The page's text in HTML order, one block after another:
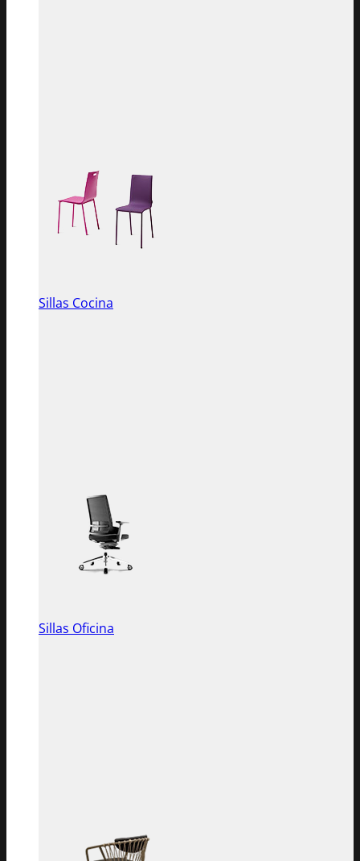
Sillas Cocina
Sillas Oficina